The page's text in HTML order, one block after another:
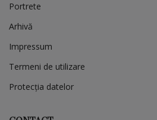
Portrete
Arhivă
Impressum
Termeni de utilizare
Protecția datelor